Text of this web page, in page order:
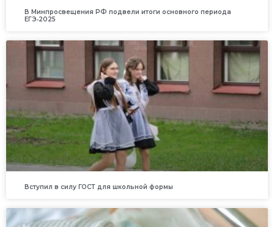
В Минпросвещения РФ подвели итоги основного периода
ЕГЭ‑2025
Вступил в силу ГОСТ для школьной формы